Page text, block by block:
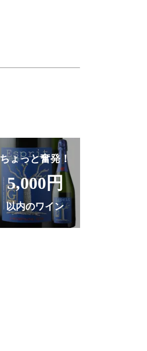
ちょっと奮発！
5,000円
以内のワイン